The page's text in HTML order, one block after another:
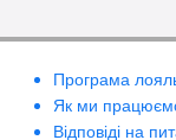
Програма
Як ми
Відповіді на